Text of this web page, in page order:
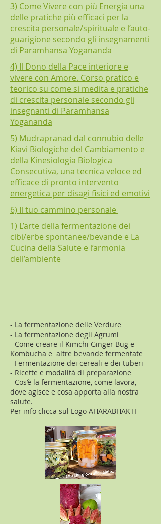
3) Come Vivere con più Energia una
delle pratiche più efficaci per la
crescita personale/spirituale e l’auto-
guarigione secondo gli insegnamenti
di Paramhansa Yogananda
4) Il Dono della Pace interiore e
vivere con Amore. Corso pratico e
teorico su come si medita e pratiche
di crescita personale secondo gli
insegnanti di Paramhansa
Yogananda
5) Mudrapranad dal connubio delle
Kiavi Biologiche del Cambiamento e
della Kinesiologia Biologica
Consecutiva, una tecnica veloce ed
efficace di pronto intervento
energetica per disagi fisici ed emotivi​​​
6) Il tuo cammino personale
1) L’arte della fermentazione dei
cibi/erbe spontanee/bevande e La
Cucina della Salute e l’armonia
dell’ambiente​
- La fermentazione delle Verdure
- La fermentazione degli Agrumi
- Come creare il Kimchi Ginger Bug e
Kombucha e altre bevande fermentate
- Fermentazione dei cereali e dei tuberi
- Ricette e modalità di preparazione
- Cos’è la fermentazione, come lavora,
dove agisce e cosa apporta alla nostra
salute.
Per info clicca sul Logo AHARABHAKTI